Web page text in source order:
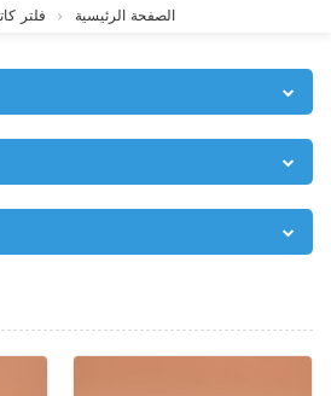
الصفحة الرئيسية فلتر